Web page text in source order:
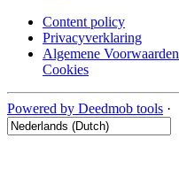
Content policy
Privacyverklaring
Algemene Voorwaarden
Cookies
Powered by Deedmob tools ·